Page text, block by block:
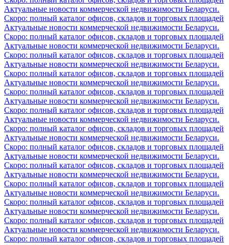
Актуальные новости коммерческой недвижимости Беларуси.
Скоро: полный каталог офисов, складов и торговых площадей
Актуальные новости коммерческой недвижимости Беларуси.
Скоро: полный каталог офисов, складов и торговых площадей
Актуальные новости коммерческой недвижимости Беларуси.
Скоро: полный каталог офисов, складов и торговых площадей
Актуальные новости коммерческой недвижимости Беларуси.
Скоро: полный каталог офисов, складов и торговых площадей
Актуальные новости коммерческой недвижимости Беларуси.
Скоро: полный каталог офисов, складов и торговых площадей
Актуальные новости коммерческой недвижимости Беларуси.
Скоро: полный каталог офисов, складов и торговых площадей
Актуальные новости коммерческой недвижимости Беларуси.
Скоро: полный каталог офисов, складов и торговых площадей
Актуальные новости коммерческой недвижимости Беларуси.
Скоро: полный каталог офисов, складов и торговых площадей
Актуальные новости коммерческой недвижимости Беларуси.
Скоро: полный каталог офисов, складов и торговых площадей
Актуальные новости коммерческой недвижимости Беларуси.
Скоро: полный каталог офисов, складов и торговых площадей
Актуальные новости коммерческой недвижимости Беларуси.
Скоро: полный каталог офисов, складов и торговых площадей
Актуальные новости коммерческой недвижимости Беларуси.
Скоро: полный каталог офисов, складов и торговых площадей
Актуальные новости коммерческой недвижимости Беларуси.
Скоро: полный каталог офисов, складов и торговых площадей